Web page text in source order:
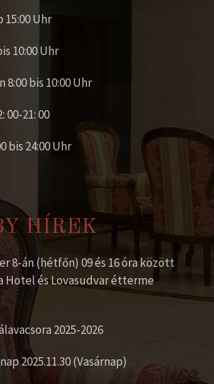
15:00 Uhr
10:00 Uhr
bis 10:00 Uhr
00-21: 00
bis 24:00 Uhr
HÍREK
8-án (hétfőn) 09 és 16 óra között
Hotel és Lovasudvar étterme
2025-2026
2025.11.30 (Vasárnap)